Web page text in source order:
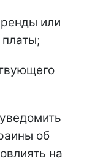
или
об
на